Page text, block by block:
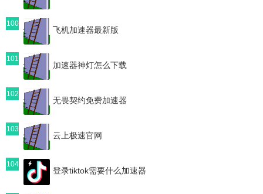
100
飞机加速器最新版
101
加速器神灯怎么下载
102
无畏契约免费加速器
103
云上极速官网
104
登录tiktok需要什么加速器